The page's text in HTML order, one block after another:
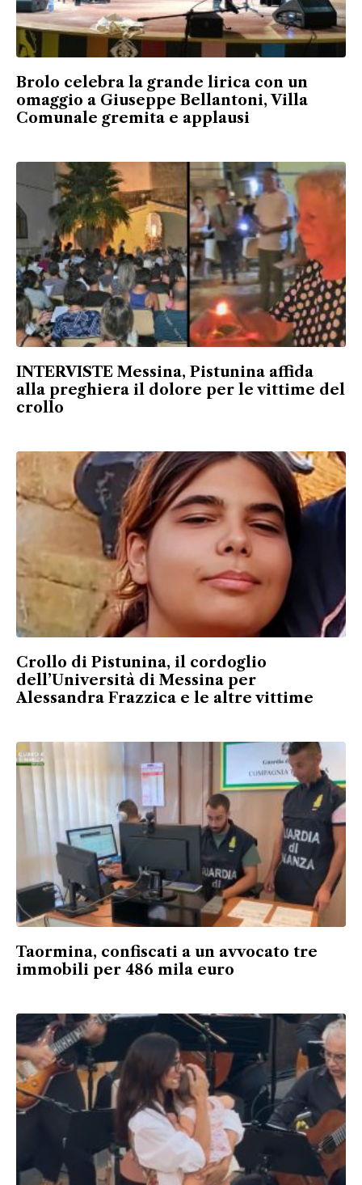
Brolo celebra la grande lirica con un
omaggio a Giuseppe Bellantoni, Villa
Comunale gremita e applausi
INTERVISTE Messina, Pistunina affida
alla preghiera il dolore per le vittime del
crollo
Crollo di Pistunina, il cordoglio
dell’Università di Messina per
Alessandra Frazzica e le altre vittime
Taormina, confiscati a un avvocato tre
immobili per 486 mila euro